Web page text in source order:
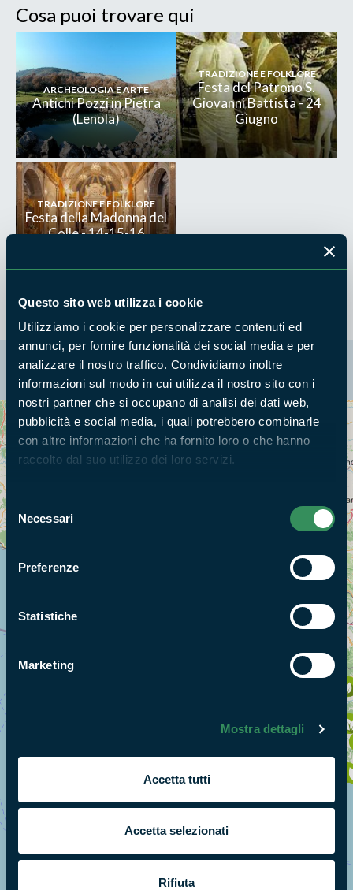
Questo sito web utilizza i cookie
Utilizziamo i cookie per personalizzare contenuti ed
annunci, per fornire funzionalità dei social media e per
analizzare il nostro traffico. Condividiamo inoltre
informazioni sul modo in cui utilizza il nostro sito con i
nostri partner che si occupano di analisi dei dati web,
pubblicità e social media, i quali potrebbero combinarle
con altre informazioni che ha fornito loro o che hanno
raccolto dal suo utilizzo dei loro servizi.
Selezione
delNecessari
Preferenze
Statistiche
Marketing
Mostra dettagli
Accetta tutti
Accetta selezionati
Rifiuta
Cosa puoi trovare qui
ARCHEOLOGIA E ARTE
Antichi Pozzi in Pietra
(Lenola)
TRADIZIONE E FOLKLORE
Festa del Patrono S.
Giovanni Battista - 24
Giugno
TRADIZIONE E FOLKLORE
Festa della Madonna del
Colle - 14-15-16
La mappa di Parchilazio.it
+
Cerca nella mappa OPZIONI